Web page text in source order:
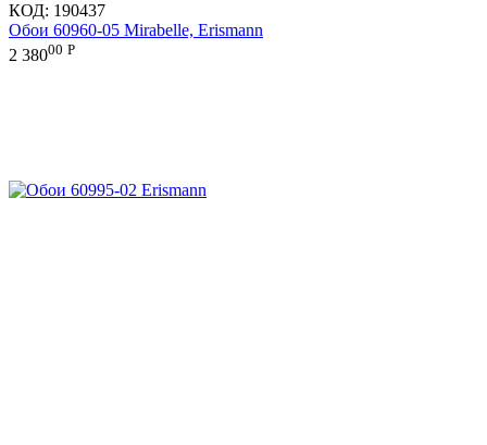
КОД: 190437
Обои 60960-05 Mirabelle, Erismann
2 38000 Р